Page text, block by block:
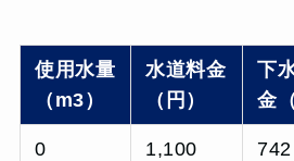
使用水量
（m3）
水道料金
（円）
下
金
0 1,100 742